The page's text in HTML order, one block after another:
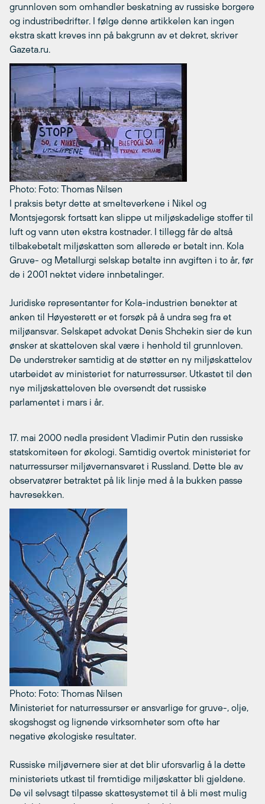
grunnloven som omhandler beskatning av russiske borgere
og industribedrifter. I følge denne artikkelen kan ingen
ekstra skatt kreves inn på bakgrunn av et dekret, skriver
Gazeta.ru.
Photo: Foto: Thomas Nilsen
I praksis betyr dette at smelteverkene i Nikel og
Montsjegorsk fortsatt kan slippe ut miljøskadelige stoffer til
luft og vann uten ekstra kostnader. I tillegg får de altså
tilbakebetalt miljøskatten som allerede er betalt inn. Kola
Gruve- og Metallurgi selskap betalte inn avgiften i to år, før
de i 2001 nektet videre innbetalinger.
Juridiske representanter for Kola-industrien benekter at
anken til Høyesterett er et forsøk på å undra seg fra et
miljøansvar. Selskapet advokat Denis Shchekin sier de kun
ønsker at skatteloven skal være i henhold til grunnloven.
De understreker samtidig at de støtter en ny miljøskattelov
utarbeidet av ministeriet for naturressurser. Utkastet til den
nye miljøskatteloven ble oversendt det russiske
parlamentet i mars i år.
17. mai 2000 nedla president Vladimir Putin den russiske
statskomiteen for økologi. Samtidig overtok ministeriet for
naturressurser miljøvernansvaret i Russland. Dette ble av
observatører betraktet på lik linje med å la bukken passe
havresekken.
Photo: Foto: Thomas Nilsen
Ministeriet for naturressurser er ansvarlige for gruve-, olje,
skogshogst og lignende virksomheter som ofte har
negative økologiske resultater.
Russiske miljøvernere sier at det blir uforsvarlig å la dette
ministeriets utkast til fremtidige miljøskatter bli gjeldene.
De vil selvsagt tilpasse skattesystemet til å bli mest mulig